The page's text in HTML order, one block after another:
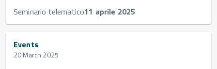
Seminario telematico11 aprile 2025
Events
20 March 2025